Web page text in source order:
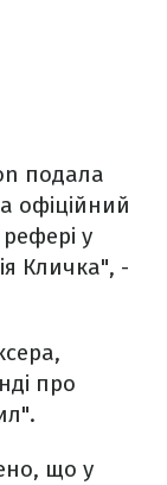
подала
офіційний
у
Кличка", -
про
що у